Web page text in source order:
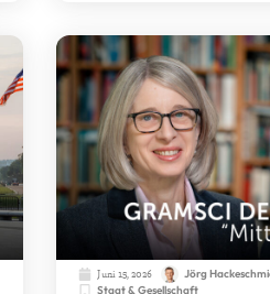
Juni 15, 2026 Jörg
Staat & Gesellschaft